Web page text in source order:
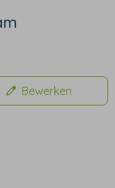
Bewerken